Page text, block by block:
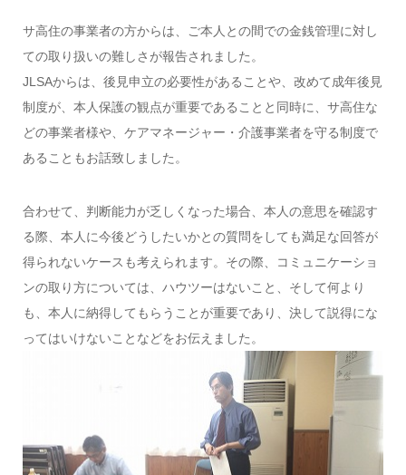
サ高住の事業者の方からは、ご本人との間での金銭管理に対し
ての取り扱いの難しさが報告されました。
JLSAからは、後見申立の必要性があることや、改めて成年後見
制度が、本人保護の観点が重要であることと同時に、サ高住な
どの事業者様や、ケアマネージャー・介護事業者を守る制度で
あることもお話致しました。
合わせて、判断能力が乏しくなった場合、本人の意思を確認す
る際、本人に今後どうしたいかとの質問をしても満足な回答が
得られないケースも考えられます。その際、コミュニケーショ
ンの取り方については、ハウツーはないこと、そして何より
も、本人に納得してもらうことが重要であり、決して説得にな
ってはいけないことなどをお伝えました。